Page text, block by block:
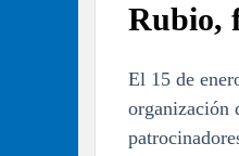
Rubio,
El 15 de
organización